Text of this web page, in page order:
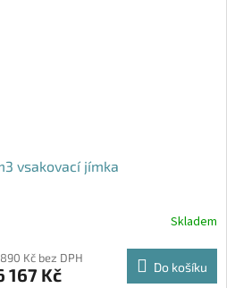
vsakovací jímka
Skladem
Kč bez DPH
167 Kč Do košíku